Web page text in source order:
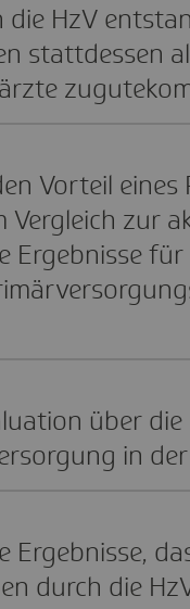
die HzV
statt­dessen
Vorteil
Vergleich zur
Ergeb­nisse
über
in
Ergeb­nisse,
durch die